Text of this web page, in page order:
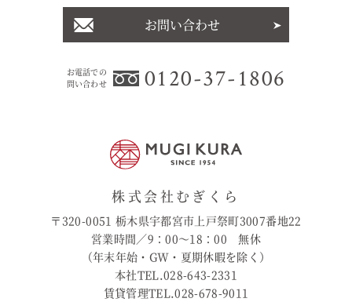
お電話での
問い合わせ
0120-37-1806
お問い合わせ
株式会社むぎくら
〒320-0051 栃木県宇都宮市上戸祭町3007番地22
営業時間／9：00〜18：00 無休
（年末年始・GW・夏期休暇を除く）
本社TEL.028-643-2331
賃貸管理TEL.028-678-9011